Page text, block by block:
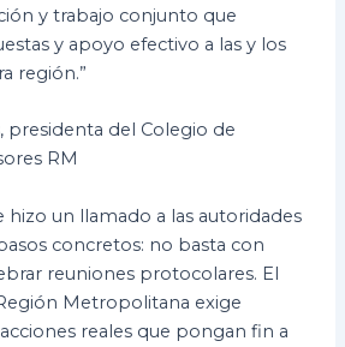
y trabajo conjunto que
y apoyo efectivo a las y los
región.”
presidenta del Colegio de
RM
hizo un llamado a las autoridades
concretos: no basta con
reuniones protocolares. El
Metropolitana exige
reales que pongan fin a